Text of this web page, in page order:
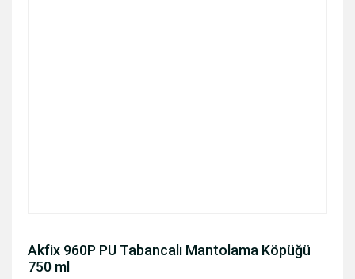
Akfix 960P PU Tabancalı Mantolama Köpüğü
750 ml